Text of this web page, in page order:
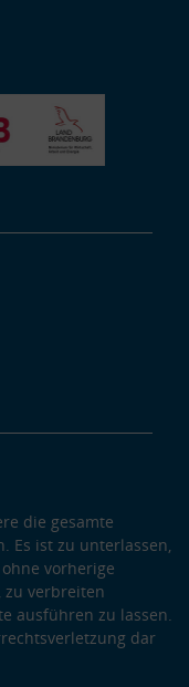
die gesamte
Es ist zu unterlassen,
vorherige
zu verbreiten
ausführen zu lassen.
dar